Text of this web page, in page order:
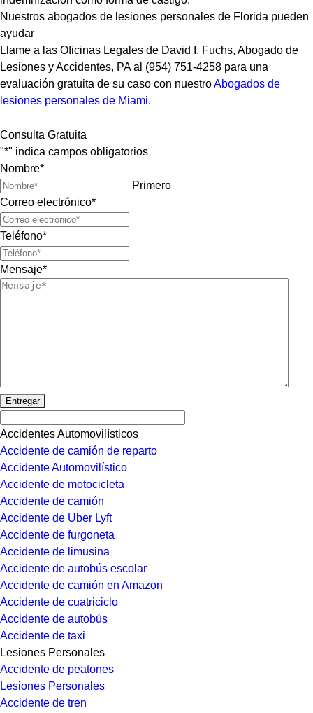
Nuestros abogados de lesiones personales de Florida pueden
ayudar
Llame a las Oficinas Legales de David I. Fuchs, Abogado de
Lesiones y Accidentes, PA al (954) 751-4258 para una
evaluación gratuita de su caso con nuestroAbogados de
lesiones personales de Miami.
Consulta Gratuita
"*" indica campos obligatorios
Nombre*
Primero
Correo electrónico*
Teléfono*
Mensaje*
Entregar
Accidentes Automovilísticos
Accidente de camión de reparto
Accidente Automovilístico
Accidente de motocicleta
Accidente de camión
Accidente de Uber Lyft
Accidente de furgoneta
Accidente de limusina
Accidente de autobús escolar
Accidente de camión en Amazon
Accidente de cuatriciclo
Accidente de autobús
Accidente de taxi
Lesiones Personales
Accidente de peatones
Lesiones Personales
Accidente de tren